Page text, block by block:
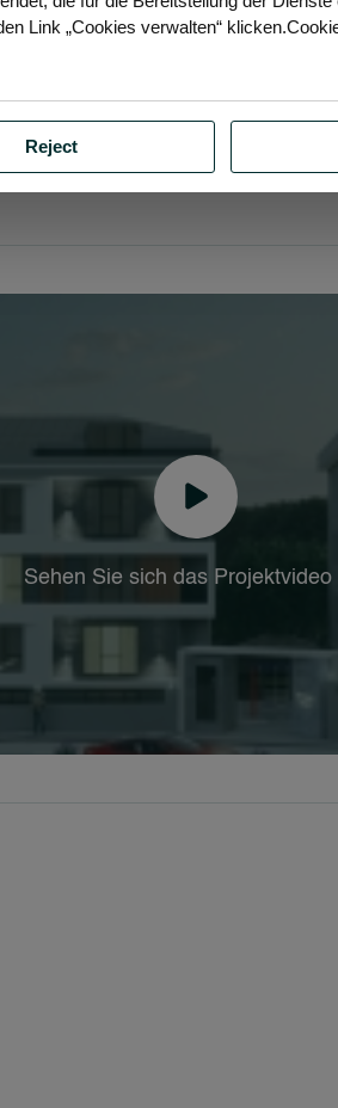
friedliches und gesundes Leben in
der zum Verkauf stehenden Wohnung in
Sie sich diese Gelegenheit für ein
Sehen Sie sich das Projektvideo
Link „Cookies verwalten“
Reject